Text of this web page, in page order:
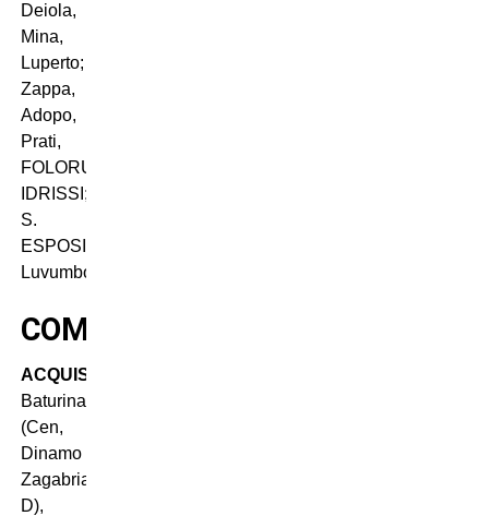
Deiola,
Mina,
Luperto;
Zappa,
Adopo,
Prati,
FOLORUNSHO,
IDRISSI;
S.
ESPOSITO,
Luvumbo
COMO
ACQUISTI
Baturina
(Cen,
Dinamo
Zagabria,
D),